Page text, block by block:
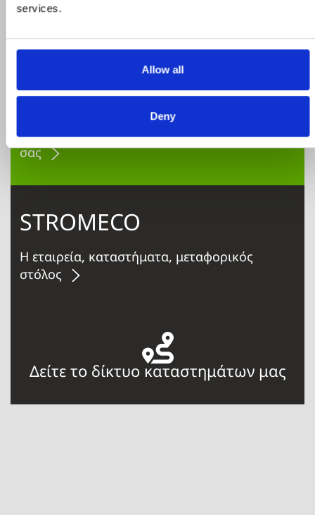
services.
Allow all
Deny
Προϊόντα σε προσφορά
Δείτε ολα τα προϊόντα μας που εχουν
προσφορά και επωφεληθείτε για τις αγορές
σας
STROMECO
Η εταιρεία, καταστήματα, μεταφορικός
στόλος
Δείτε το δίκτυο καταστημάτων μας